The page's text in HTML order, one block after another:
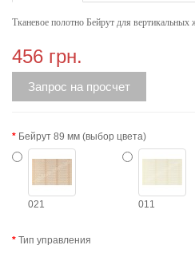
Тканевое полотно Бейрут для
456 грн.
Запрос на просчет
Бейрут 89 мм (выбор цвета)
021 011
Тип управления